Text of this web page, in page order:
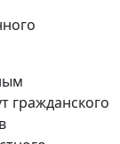
гражданского